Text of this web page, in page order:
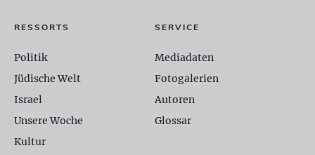
RESSORTS
Politik
Jüdische Welt
Israel
Unsere Woche
Kultur
SERVICE
Mediadaten
Fotogalerien
Autoren
Glossar